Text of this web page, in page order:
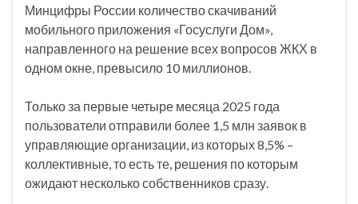
Минцифры России количество скачиваний
мобильного приложения «Госуслуги Дом»,
направленного на решение всех вопросов ЖКХ в
одном окне, превысило 10 миллионов.
Только за первые четыре месяца 2025 года
пользователи отправили более 1,5 млн заявок в
управляющие организации, из которых 8,5% –
коллективные, то есть те, решения по которым
ожидают несколько собственников сразу.